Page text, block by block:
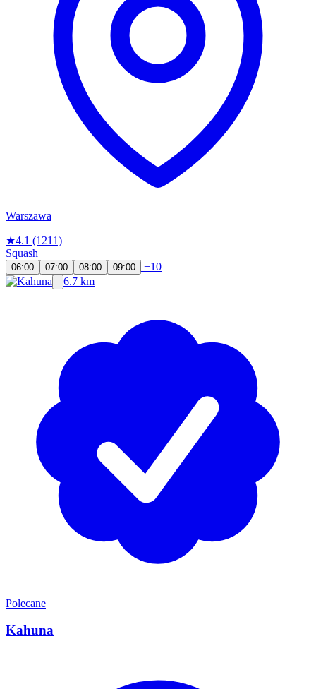
Warszawa
★4.1 (1211)
Squash
06:00 07:00 08:00 09:00
+10
6.7 km
Polecane
Kahuna